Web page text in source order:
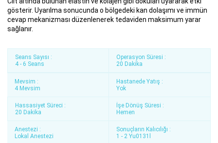
gösterir. Uyarılma sonucunda o bölgedeki kan dolaşımı ve immün
cevap mekanizması düzenlenerek tedaviden maksimum yarar
sağlanır.
Seans Sayısı :
4 - 6 Seans
Operasyon Süresi :
20 Dakika
Mevsim :
4 Mevsim
Hastanede Yatış :
Yok
Hassasiyet Süreci :
20 Dakika
İşe Dönüş Süresi :
Hemen
Anestezi :
Lokal Anestezi
Sonuçların Kalıcılığı :
1 - 2 Yu0131l